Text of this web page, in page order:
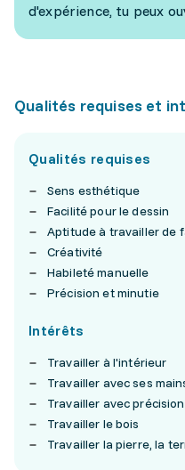
d'expérience, tu peux
Qualités requises et
Qualités requises
Sens esthétique
Facilité pour le dessin
Aptitude à travailler de
Créativité
Habileté manuelle
Précision et minutie
Intérêts
Travailler à l'intérieur
Travailler avec ses
Travailler avec précision
Travailler le bois
Travailler la pierre, la